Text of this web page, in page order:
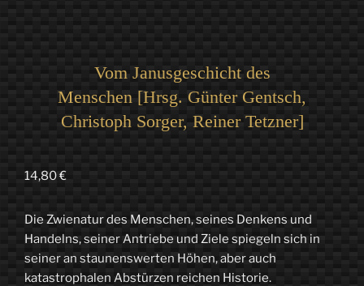
Vom Janusgeschicht des
Menschen [Hrsg. Günter Gentsch,
Christoph Sorger, Reiner Tetzner]
14,80€
Die Zwienatur des Menschen, seines Denkens und
Handelns, seiner Antriebe und Ziele spiegeln sich in
seiner an staunenswerten Höhen, aber auch
katastrophalen Abstürzen reichen Historie.